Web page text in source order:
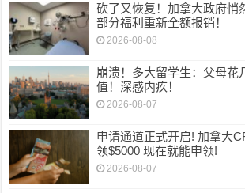
砍了又恢复！加拿大政府悄
部分福利重新全额报销！
2026-08-08
崩溃！多大留学生：父母花
值！深感内疚！
2026-08-07
申请通道正式开启! 加拿大
领$5000 现在就能申领!
2026-08-07